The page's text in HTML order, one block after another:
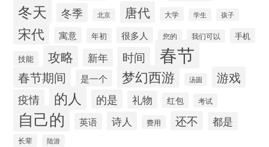
冬天 冬季 北京 唐代 大学 学生 孩子
宋代 寓意 年初 很多人 您的 我们可以
手机
技能
攻略 新年 时间 春节
春节期间 是一个 梦幻西游 汤圆 游戏
疫情 的人 的是 礼物 红包 考试
自己的 英语 诗人 费用 还不 都是
长辈 陆游